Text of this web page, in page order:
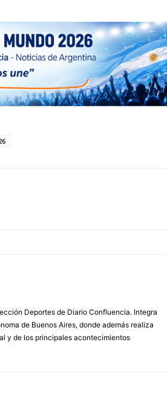
Deportes de Diario Confluencia. Integra
de Buenos Aires, donde además realiza
y de los principales acontecimientos